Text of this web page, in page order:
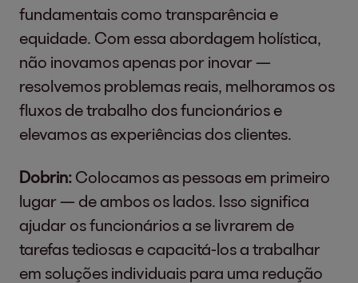
fundamentais como transparência e
equidade. Com essa abordagem holística,
não inovamos apenas por inovar —
resolvemos problemas reais, melhoramos os
fluxos de trabalho dos funcionários e
elevamos as experiências dos clientes.
Dobrin: Colocamos as pessoas em primeiro
lugar — de ambos os lados. Isso significa
ajudar os funcionários a se livrarem de
tarefas tediosas e capacitá-los a trabalhar
em soluções individuais para uma redução